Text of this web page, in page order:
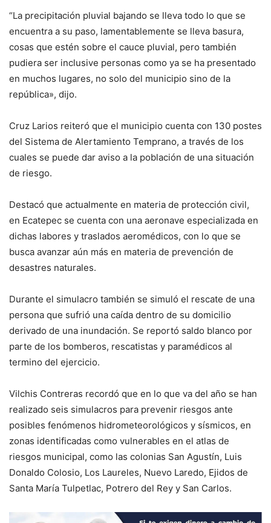
“La precipitación pluvial bajando se lleva todo lo que se
encuentra a su paso, lamentablemente se lleva basura,
cosas que estén sobre el cauce pluvial, pero también
pudiera ser inclusive personas como ya se ha presentado
en muchos lugares, no solo del municipio sino de la
república», dijo.
Cruz Larios reiteró que el municipio cuenta con 130 postes
del Sistema de Alertamiento Temprano, a través de los
cuales se puede dar aviso a la población de una situación
de riesgo.
Destacó que actualmente en materia de protección civil,
en Ecatepec se cuenta con una aeronave especializada en
dichas labores y traslados aeromédicos, con lo que se
busca avanzar aún más en materia de prevención de
desastres naturales.
Durante el simulacro también se simuló el rescate de una
persona que sufrió una caída dentro de su domicilio
derivado de una inundación. Se reportó saldo blanco por
parte de los bomberos, rescatistas y paramédicos al
termino del ejercicio.
Vilchis Contreras recordó que en lo que va del año se han
realizado seis simulacros para prevenir riesgos ante
posibles fenómenos hidrometeorológicos y sísmicos, en
zonas identificadas como vulnerables en el atlas de
riesgos municipal, como las colonias San Agustín, Luis
Donaldo Colosio, Los Laureles, Nuevo Laredo, Ejidos de
Santa María Tulpetlac, Potrero del Rey y San Carlos.